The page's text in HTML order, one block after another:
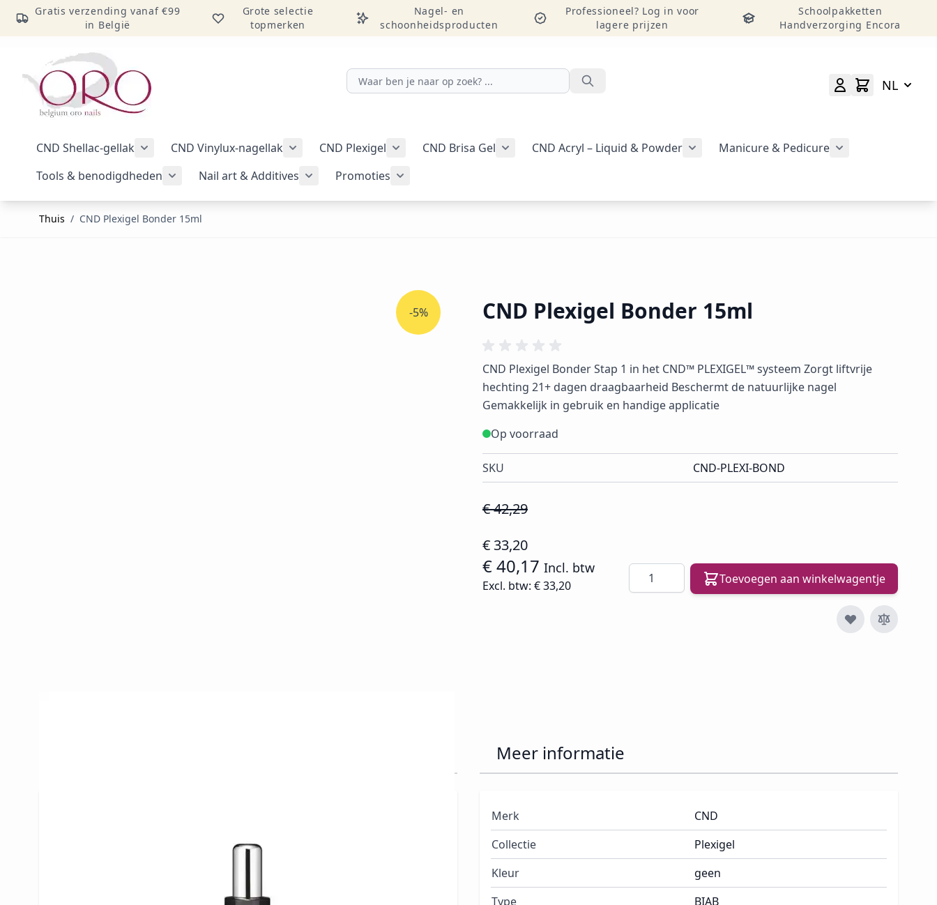
Gratis verzending vanaf €99
in België
Grote selectie
topmerken
Nagel- en
schoonheidsproducten
Professioneel? Log in voor
lagere prijzen
Schoolpakketten
Handverzorging Encora
Ga naar inhoud
Zoeken
NL
CND Shellac-gellak
CND Vinylux-nagellak
CND Plexigel
CND Brisa Gel
CND Acryl – Liquid & Powder
Manicure & Pedicure
Tools & benodigdheden
Nail art & Additives
Promoties
Thuis / CND Plexigel Bonder 15ml
CND Plexigel Bonder 15ml
-5%
CND Plexigel Bonder Stap 1 in het CND™ PLEXIGEL™ systeem Zorgt liftvrije
hechting 21+ dagen draagbaarheid Beschermt de natuurlijke nagel
Gemakkelijk in gebruik en handige applicatie
Op voorraad
SKU CND-PLEXI-BOND
€ 42,29
€ 33,20
€ 40,17 Incl. btw
Excl. btw: € 33,20
Aantal Toevoegen aan winkelwagentje
nagel. Na de BONDER kan de SHAPER of de BUILDER worden aangebracht.
Meer informatie
Merk
CND
Collectie
Plexigel
Kleur
geen
Type
BIAB